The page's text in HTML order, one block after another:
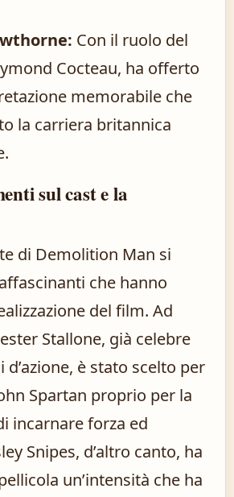
Con il ruolo del
Cocteau, ha offerto
memorabile che
la carriera britannica
sul cast e la
di Demolition Man si
che hanno
del film. Ad
Stallone, già celebre
è stato scelto per
Spartan proprio per la
incarnare forza ed
Snipes, d’altro canto, ha
un’intensità che ha